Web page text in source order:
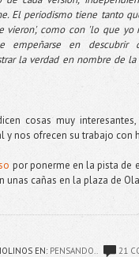
El periodismo tiene tanto
vieron', como con 'lo que yo
empeñarse en descubrir
la verdad en nombre de la
cosas muy
y nos ofrecen su trabajo con
por ponerme en la pista de
unas cañas en la plaza de
EN: PENSANDO.. 21